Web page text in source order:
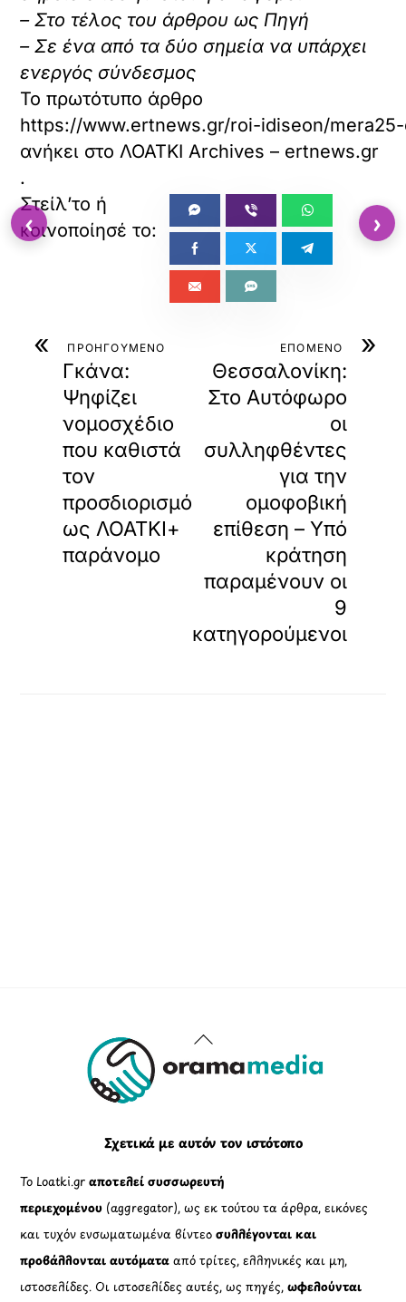
– Στο τέλος του άρθρου ως Πηγή
– Σε ένα από τα δύο σημεία να υπάρχει
ενεργός σύνδεσμος
Το πρωτότυπο άρθρο
https://www.ertnews.gr/roi-idiseon/
ανήκει στο ΛΟΑΤΚΙ Archives – ertnews.gr
.
« ΠΡΟΗΓΟΥΜΕΝΟ
Γκάνα:
Ψηφίζει
νομοσχέδιο
που καθιστά
τον
προσδιορισμό
ως ΛΟΑΤΚΙ+
παράνομο
»
ΕΠΟΜΕΝΟ
Θεσσαλονίκη:
Στο Αυτόφωρο
οι
συλληφθέντες
για την
ομοφοβική
επίθεση – Υπό
κράτηση
παραμένουν οι
9
κατηγορούμενοι
Back
To
Σχετικά με αυτόν τον ιστότοπο
Το Loatki.grαποτελεί συσσωρευτή
περιεχομένου (aggregator), ως εκ τούτου τα άρθρα, εικόνες
και τυχόν ενσωματωμένα βίντεοσυλλέγονται και
προβάλλονται αυτόματααπό τρίτες, ελληνικές και μη,
ιστοσελίδες. Οι ιστοσελίδες αυτές, ως πηγές,ωφελούνται
‹ ›